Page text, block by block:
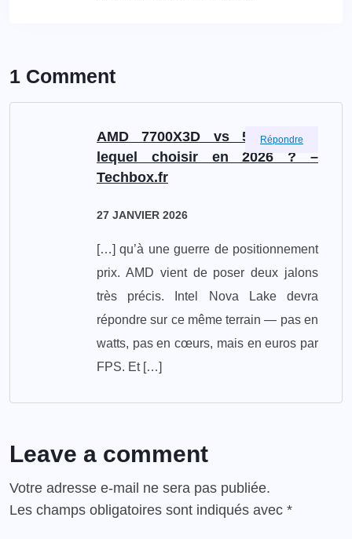
1 Comment
AMD 7700X3D vs 5800X3D :
lequel choisir en 2026 ? –
Techbox.fr
27 JANVIER 2026
[…] qu’à une guerre de positionnement
prix. AMD vient de poser deux jalons
très précis. Intel Nova Lake devra
répondre sur ce même terrain — pas en
watts, pas en cœurs, mais en euros par
FPS. Et […]
Répondre
Leave a comment
Votre adresse e-mail ne sera pas publiée.
Les champs obligatoires sont indiqués avec *